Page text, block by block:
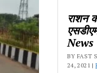
राशन
News
BY FAST
24, 2021 |